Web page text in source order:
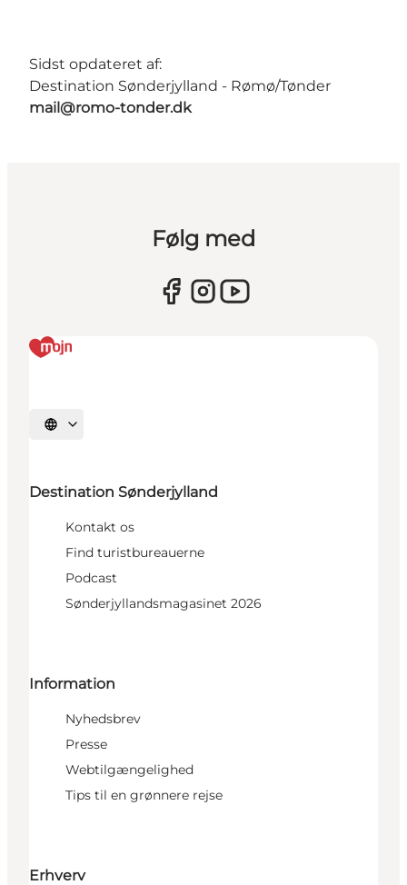
Sidst opdateret af:
Destination Sønderjylland - Rømø/Tønder
mail@romo-tonder.dk
Følg med
Vælg sprog
Destination Sønderjylland
Kontakt os
Find turistbureauerne
Podcast
Sønderjyllandsmagasinet 2026
Information
Nyhedsbrev
Presse
Webtilgængelighed
Tips til en grønnere rejse
Erhverv